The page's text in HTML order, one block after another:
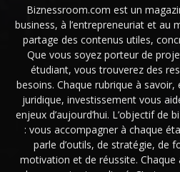
Biznessroom.com est un
business, à l’entrepreneuriat et au
partage des contenus utiles,
Que vous soyez porteur de
étudiant, vous trouverez des
besoins. Chaque rubrique à
juridique, investissement vous
enjeux d’aujourd’hui. L’objectif de
: vous accompagner à chaque
parle d’outils, de stratégie, de
motivation et de réussite.